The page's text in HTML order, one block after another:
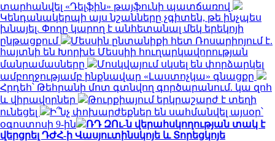
տարհանվել «Դելֆին» թայֆունի պատճառով
Կենդանակերպի այս նշանները չգիտեն, թե ինչպես
խնայել. Փողը կարող է անհետանալ մեկ երեկոյի
ընթացքում
Մեսսին ընտանիքի հետ Ռոսարիոյում է.
հայտնի են Խորխե Մեսսիի հուղարկավորության
մանրամասները
Մոսկվայում սկսել են փորձարկել
ամբողջությամբ ինքնավար «Լաստոչկա» գնացքը
Հրդեհ՝ Թեհրանի մոտ գտնվող գործարանում. կա զոհ
և վիրավորներ
Թուրքիայում երկրաշարժ է տեղի
ունեցել
Ի՞նչ փոխարժեքներ են սահմանվել այսօր՝
օգոստոսի 9-ին
ՌԴ ԶՈւ-ն վերահսկողության տակ է
վերցրել ԴԺՀ-ի Վասյուտինսկոյե և Տորեցկոյե